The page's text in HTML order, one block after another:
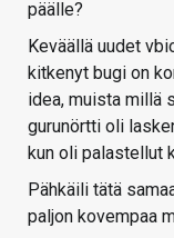
päälle?
Keväällä uudet
kitkenyt bugi on
idea, muista millä
gurunörtti oli
kun oli palastellut
Pähkäili tätä
paljon kovempaa